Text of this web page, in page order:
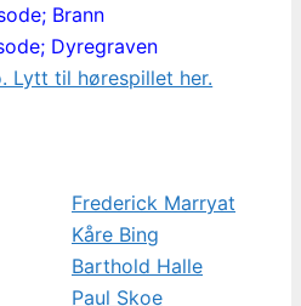
Brann
Dyregraven
Lytt til hørespillet her.
Frederick Marryat
Kåre Bing
Barthold Halle
Paul Skoe